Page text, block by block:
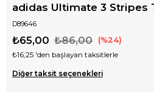
adidas Ultimate 3 Stripes
D89646
₺86,00
₺65,00 24
₺16,25 'den başlayan taksitlerle
Diğer taksit seçenekleri